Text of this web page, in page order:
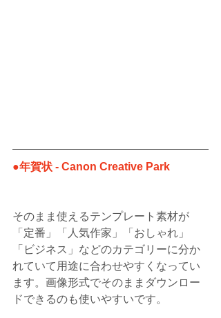
●年賀状 - Canon Creative Park
そのまま使えるテンプレート素材が
「定番」「人気作家」「おしゃれ」
「ビジネス」などのカテゴリーに分か
れていて用途に合わせやすくなってい
ます。画像形式でそのままダウンロー
ドできるのも使いやすいです。